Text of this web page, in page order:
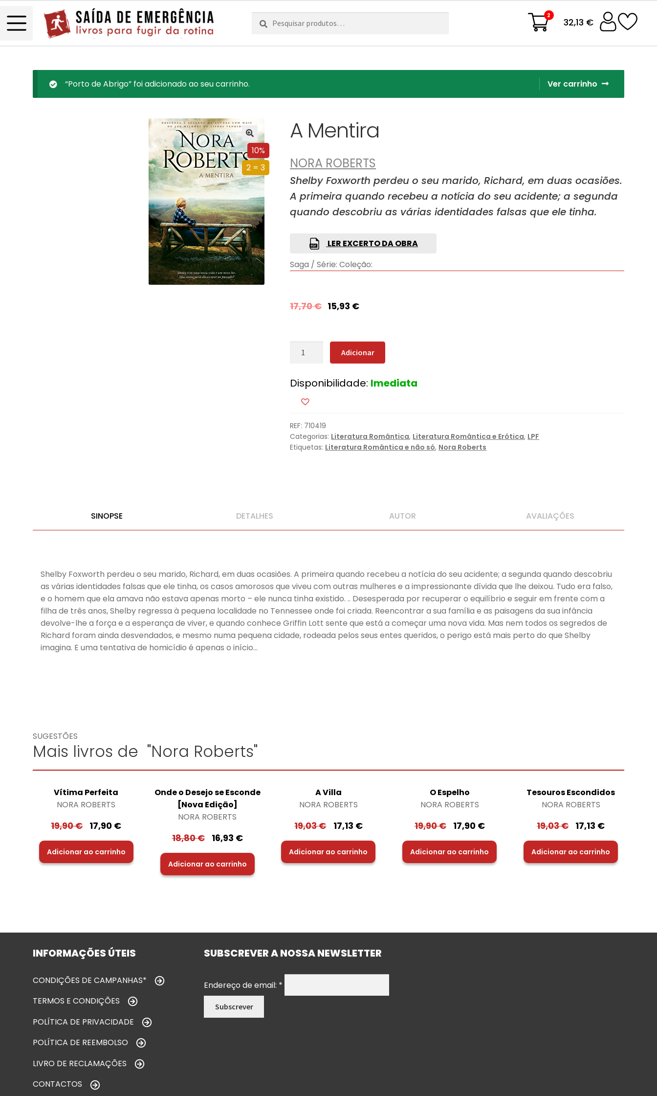
Pesquisar
por:
Pesquisa 2
32,13 €
Ver carrinho
“Porto de Abrigo” foi adicionado ao seu carrinho.
10%
2 = 3
A Mentira
NORA ROBERTS
Shelby Foxworth perdeu o seu marido, Richard, em duas ocasiões.
A primeira quando recebeu a notícia do seu acidente; a segunda
quando descobriu as várias identidades falsas que ele tinha.
LER EXCERTO DA OBRA
Saga / Série: Coleção:
17,70€ 15,93 €
Quantidade
Mentira
Adicionar
Disponibilidade: Imediata
REF: 710419
Categorias: Literatura Romântica, Literatura Romântica e Erótica, LPF
Etiquetas: Literatura Romântica e não só, Nora Roberts
SINOPSE DETALHES AUTOR AVALIAÇÕES
Shelby Foxworth perdeu o seu marido, Richard, em duas ocasiões. A primeira quando recebeu a notícia do seu acidente; a segunda quando descobriu
as várias identidades falsas que ele tinha, os casos amorosos que viveu com outras mulheres e a impressionante dívida que lhe deixou. Tudo era falso,
e o homem que ela amava não estava apenas morto – ele nunca tinha existido. .. Desesperada por recuperar o equilíbrio e seguir em frente com a
filha de três anos, Shelby regressa à pequena localidade no Tennessee onde foi criada. Reencontrar a sua família e as paisagens da sua infância
devolve-lhe a força e a esperança de viver, e quando conhece Griffin Lott sente que está a começar uma nova vida. Mas nem todos os segredos de
Richard foram ainda desvendados, e mesmo numa pequena cidade, rodeada pelos seus entes queridos, o perigo está mais perto do que Shelby
imagina. E uma tentativa de homicídio é apenas o início…
SUGESTÕES
Mais livros de "Nora Roberts"
Vítima Perfeita
NORA ROBERTS
19,90€ 17,90 €
Adicionar ao carrinho
Onde o Desejo se Esconde
[Nova Edição]
NORA ROBERTS
18,80€ 16,93 €
Adicionar ao carrinho
A Villa
NORA ROBERTS
19,03€ 17,13 €
Adicionar ao carrinho
O Espelho
NORA ROBERTS
19,90€ 17,90 €
Adicionar ao carrinho
Tesouros Escondidos
NORA ROBERTS
19,03€ 17,13 €
Adicionar ao carrinho
INFORMAÇÕES ÚTEIS
CONDIÇÕES DE CAMPANHAS*
TERMOS E CONDIÇÕES
POLÍTICA DE PRIVACIDADE
POLÍTICA DE REEMBOLSO
LIVRO DE RECLAMAÇÕES
CONTACTOS
SUBSCREVER A NOSSA NEWSLETTER
Endereço de email: *